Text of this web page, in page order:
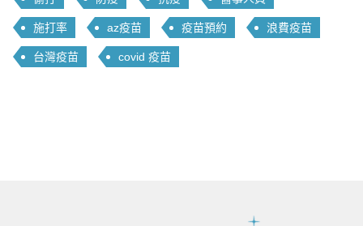
施打率 az疫苗 疫苗預約 浪費疫苗
台灣疫苗 covid 疫苗